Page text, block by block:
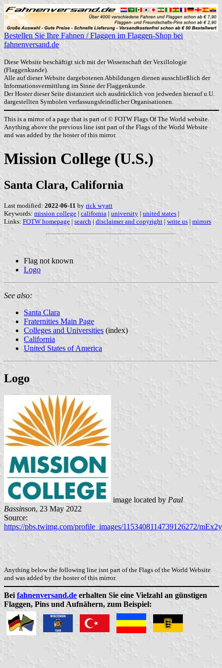
Bestellen Sie Ihre Fahnen / Flaggen im Flaggen-Shop bei
fahnenversand.de
Diese Website beschäftigt sich mit der Wissenschaft der Vexillologie
(Flaggenkunde).
Alle auf dieser Website dargebotenen Abbildungen dienen ausschließlich der
Informationsvermittlung im Sinne der Flaggenkunde.
Der Hoster dieser Seite distanziert sich ausdrücklich von jedweden hierauf u.U.
dargestellten Symbolen verfassungsfeindlicher Organisationen.
This is a mirror of a page that is part of © FOTW Flags Of The World website.
Anything above the previous line isnt part of the Flags of the World Website
and was added by the hoster of this mirror.
Mission College (U.S.)
Santa Clara, California
Last modified: 2022-06-11 by rick wyatt
Keywords: mission college | california | university | united states |
Links: FOTW homepage | search | disclaimer and copyright | write us | mirrors
Flag not known
Logo
See also:
Santa Clara
Fraternities Main Page
Colleges and Universities (index)
California
United States of America
Logo
image located by Paul
Bassinson, 23 May 2022
Source:
https://pbs.twimg.com/profile_images/1153408114739126272/
Anything below the following line isnt part of the Flags of the World Website
and was added by the hoster of this mirror.
Bei fahnenversand.de erhalten Sie eine Vielzahl an günstigen
Flaggen, Pins und Aufnähern, zum Beispiel: